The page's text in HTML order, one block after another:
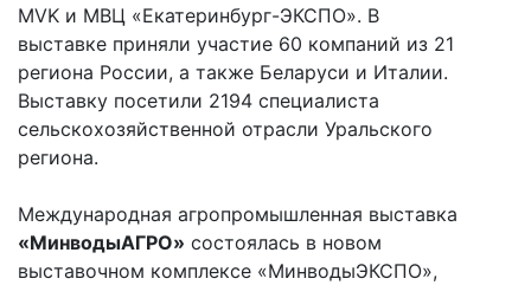
MVK и МВЦ «Екатеринбург-ЭКСПО». В
выставке приняли участие 60 компаний из 21
региона России, а также Беларуси и Италии.
Выставку посетили 2194 специалиста
сельскохозяйственной отрасли Уральского
региона.
Международная агропромышленная выставка
«МинводыАГРО» состоялась в новом
выставочном комплексе «МинводыЭКСПО»,